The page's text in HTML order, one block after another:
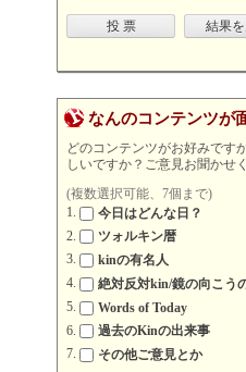
なんのコンテンツが
どのコンテンツがお好みです
しいですか？ご意見お聞かせ
(複数選択可能、7個まで)
今日はどんな日？
ツォルキン暦
kinの有名人
絶対反対kin/鏡の向こう
Words of Today
過去のKinの出来事
その他ご意見とか